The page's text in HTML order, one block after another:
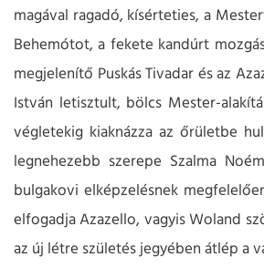
magával ragadó, kísérteties, a
Behemótot, a fekete kandúrt
megjelenítő Puskás Tivadar és az
István letisztult, bölcs Mester-
végletekig kiaknázza az őrületbe
legnehezebb szerepe Szalma
bulgakovi elképzelésnek
elfogadja Azazello, vagyis Woland
az új létre születés jegyében átlép a